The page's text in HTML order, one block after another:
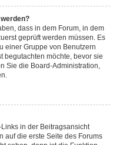
dass in dem Forum, in dem
geprüft werden müssen. Es
einer Gruppe von Benutzern
begutachten möchte, bevor sie
Sie die Board-Administration,
in der Beitragsansicht
auf die erste Seite des Forums